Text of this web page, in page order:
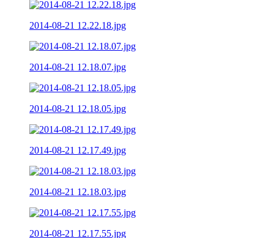
2014-08-21 12.22.18.jpg
2014-08-21 12.18.07.jpg
2014-08-21 12.18.05.jpg
2014-08-21 12.17.49.jpg
2014-08-21 12.18.03.jpg
2014-08-21 12.17.55.jpg